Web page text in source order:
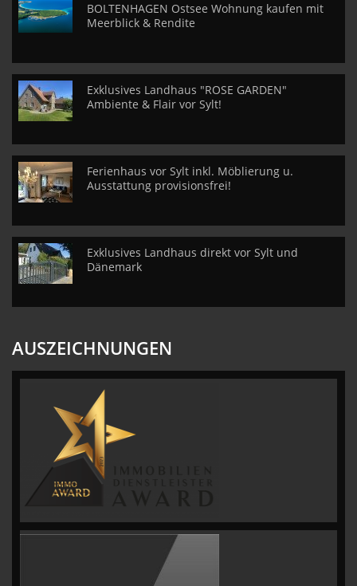
BOLTENHAGEN Ostsee Wohnung kaufen mit
Meerblick & Rendite
Exklusives Landhaus "ROSE GARDEN"
Ambiente & Flair vor Sylt!
Ferienhaus vor Sylt inkl. Möblierung u.
Ausstattung provisionsfrei!
Exklusives Landhaus direkt vor Sylt und
Dänemark
AUSZEICHNUNGEN